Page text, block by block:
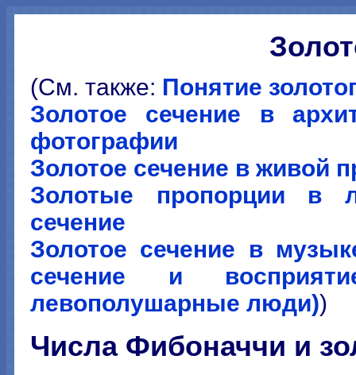
(См. также: Понятие
Золотое сечение в
фотографии
Золотое сечение в живой
Золотые пропорции в
сечение
Золотое сечение в
сечение и
левополушарные люди))
Числа Фибоначчи и